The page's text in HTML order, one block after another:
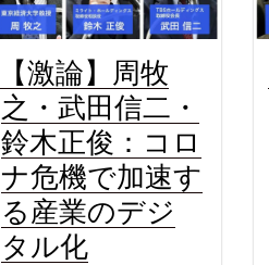
【激論】周牧
之・武田信二・
鈴木正俊：コロ
ナ危機で加速す
る産業のデジ
タル化